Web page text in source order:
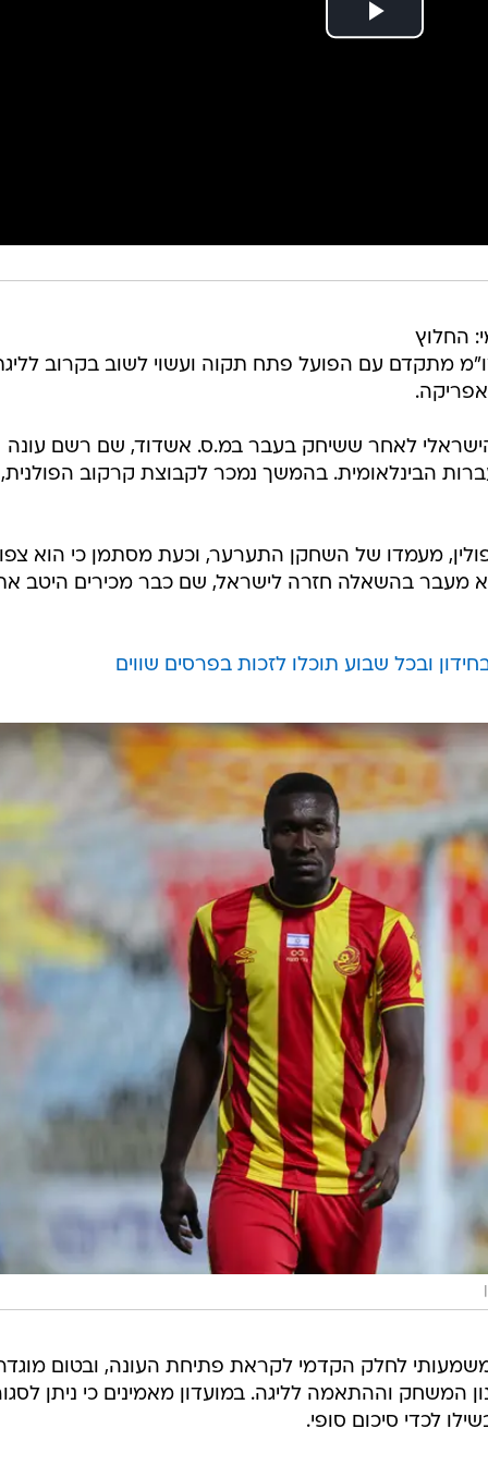
החלוץ
מתקדם עם הפועל פתח תקוה ועשוי לשוב בקרוב
הישראלי לאחר ששיחק בעבר במ.ס. אשדוד, שם רשם עונה
הבינלאומית. בהמשך נמכר לקבוצת קרקוב הפולנית,
מעמדו של השחקן התערער, וכעת מסתמן כי הוא
מעבר בהשאלה חזרה לישראל, שם כבר מכירים היטב
ובכל שבוע תוכלו לזכות בפרסים שווים
לחלק הקדמי לקראת פתיחת העונה, ובטום
המשחק וההתאמה לליגה. במועדון מאמינים כי ניתן
לכדי סיכום סופי.